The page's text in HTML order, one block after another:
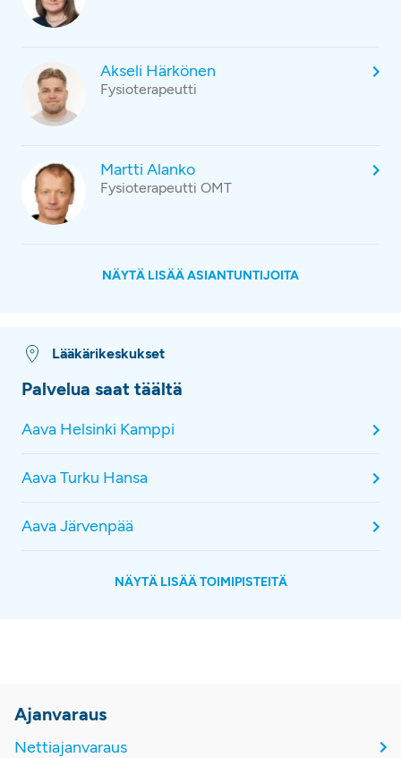
Akseli Härkönen
Fysioterapeutti
Martti Alanko
Fysioterapeutti OMT
NÄYTÄ LISÄÄ ASIANTUNTIJOITA
Lääkärikeskukset
Palvelua saat täältä
Aava Helsinki Kamppi
Aava Turku Hansa
Aava Järvenpää
NÄYTÄ LISÄÄ TOIMIPISTEITÄ
Ajanvaraus
Nettiajanvaraus